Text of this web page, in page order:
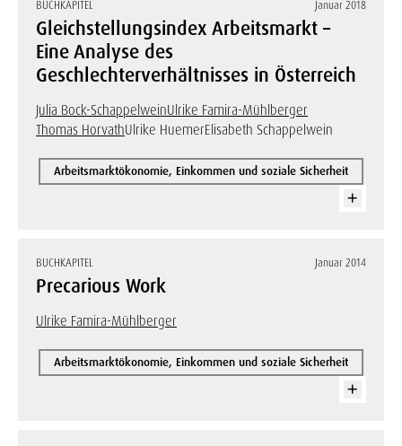
BUCHKAPITEL Januar 2018
Gleichstellungsindex Arbeitsmarkt –
Eine Analyse des
Geschlechterverhältnisses in Österreich
Julia Bock-SchappelweinUlrike Famira-Mühlberger
Thomas HorvathUlrike HuemerElisabeth Schappelwein
Arbeitsmarktökonomie, Einkommen und soziale Sicherheit
BUCHKAPITEL Januar 2014
Precarious Work
Ulrike Famira-Mühlberger
Arbeitsmarktökonomie, Einkommen und soziale Sicherheit